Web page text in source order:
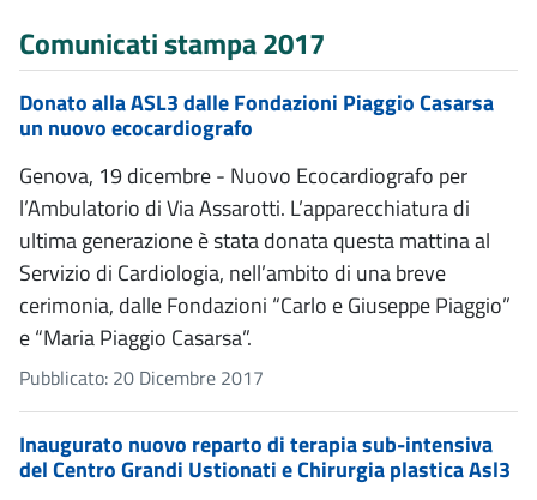
Comunicati stampa 2017
Donato alla ASL3 dalle Fondazioni Piaggio Casarsa
un nuovo ecocardiografo
Genova, 19 dicembre - Nuovo Ecocardiografo per
l’Ambulatorio di Via Assarotti. L’apparecchiatura di
ultima generazione è stata donata questa mattina al
Servizio di Cardiologia, nell’ambito di una breve
cerimonia, dalle Fondazioni “Carlo e Giuseppe Piaggio”
e “Maria Piaggio Casarsa”.
Pubblicato: 20 Dicembre 2017
Inaugurato nuovo reparto di terapia sub-intensiva
del Centro Grandi Ustionati e Chirurgia plastica Asl3